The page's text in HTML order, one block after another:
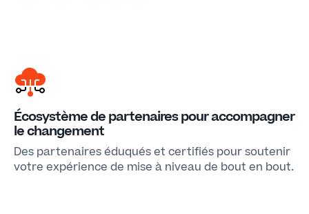
Écosystème de partenaires pour accompagner
le changement
Des partenaires éduqués et certifiés pour soutenir
votre expérience de mise à niveau de bout en bout.